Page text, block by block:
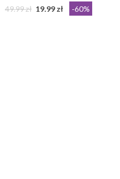
49.99 zł 19.99 zł -60%